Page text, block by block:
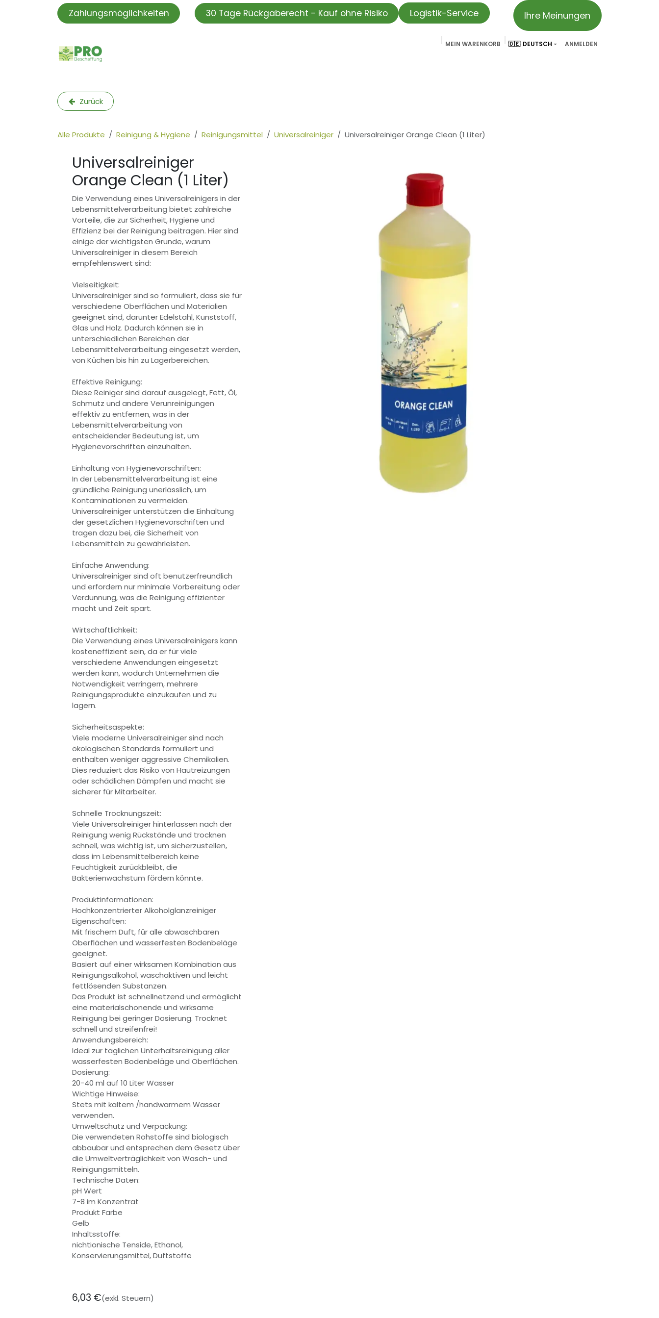
Zum Inhalt springen
Zahlungsmöglichkeiten 30 Tage Rückgaberecht - Kauf ohne Risiko Logistik-Service Ihre Meinungen
MEIN WARENKORB 🇩🇪 DEUTSCH ANMELDEN
Zurück
Alle Produkte Reinigung & Hygiene Reinigungsmittel Universalreiniger Universalreiniger Orange Clean (1 Liter)
Universalreiniger
Orange Clean (1 Liter)
Die Verwendung eines Universalreinigers in der
Lebensmittelverarbeitung bietet zahlreiche
Vorteile, die zur Sicherheit, Hygiene und
Effizienz bei der Reinigung beitragen. Hier sind
einige der wichtigsten Gründe, warum
Universalreiniger in diesem Bereich
empfehlenswert sind:
Vielseitigkeit:
Universalreiniger sind so formuliert, dass sie für
verschiedene Oberflächen und Materialien
geeignet sind, darunter Edelstahl, Kunststoff,
Glas und Holz. Dadurch können sie in
unterschiedlichen Bereichen der
Lebensmittelverarbeitung eingesetzt werden,
von Küchen bis hin zu Lagerbereichen.
Effektive Reinigung:
Diese Reiniger sind darauf ausgelegt, Fett, Öl,
Schmutz und andere Verunreinigungen
effektiv zu entfernen, was in der
Lebensmittelverarbeitung von
entscheidender Bedeutung ist, um
Hygienevorschriften einzuhalten.
Einhaltung von Hygienevorschriften:
In der Lebensmittelverarbeitung ist eine
gründliche Reinigung unerlässlich, um
Kontaminationen zu vermeiden.
Universalreiniger unterstützen die Einhaltung
der gesetzlichen Hygienevorschriften und
tragen dazu bei, die Sicherheit von
Lebensmitteln zu gewährleisten.
Einfache Anwendung:
Universalreiniger sind oft benutzerfreundlich
und erfordern nur minimale Vorbereitung oder
Verdünnung, was die Reinigung effizienter
macht und Zeit spart.
Wirtschaftlichkeit:
Die Verwendung eines Universalreinigers kann
kosteneffizient sein, da er für viele
verschiedene Anwendungen eingesetzt
werden kann, wodurch Unternehmen die
Notwendigkeit verringern, mehrere
Reinigungsprodukte einzukaufen und zu
lagern.
Sicherheitsaspekte:
Viele moderne Universalreiniger sind nach
ökologischen Standards formuliert und
enthalten weniger aggressive Chemikalien.
Dies reduziert das Risiko von Hautreizungen
oder schädlichen Dämpfen und macht sie
sicherer für Mitarbeiter.
Schnelle Trocknungszeit:
Viele Universalreiniger hinterlassen nach der
Reinigung wenig Rückstände und trocknen
schnell, was wichtig ist, um sicherzustellen,
dass im Lebensmittelbereich keine
Feuchtigkeit zurückbleibt, die
Bakterienwachstum fördern könnte.
Produktinformationen:
Hochkonzentrierter Alkoholglanzreiniger
Eigenschaften:
Mit frischem Duft, für alle abwaschbaren
Oberflächen und wasserfesten Bodenbeläge
geeignet.
Basiert auf einer wirksamen Kombination aus
Reinigungsalkohol, waschaktiven und leicht
fettlösenden Substanzen.
Das Produkt ist schnellnetzend und ermöglicht
eine materialschonende und wirksame
Reinigung bei geringer Dosierung. Trocknet
schnell und streifenfrei!
Anwendungsbereich:
Ideal zur täglichen Unterhaltsreinigung aller
wasserfesten Bodenbeläge und Oberflächen.
Dosierung:
20-40 ml auf 10 Liter Wasser
Wichtige Hinweise:
Stets mit kaltem /handwarmem Wasser
verwenden.
Umweltschutz und Verpackung:
Die verwendeten Rohstoffe sind biologisch
abbaubar und entsprechen dem Gesetz über
die Umweltverträglichkeit von Wasch- und
Reinigungsmitteln.
Technische Daten:
pH Wert
7-8 im Konzentrat
Produkt Farbe
Gelb
Inhaltsstoffe:
nichtionische Tenside, Ethanol,
Konservierungsmittel, Duftstoffe
6,03 €(exkl. Steuern)